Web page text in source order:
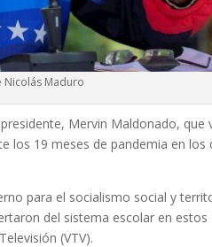
Nicolás Maduro
Mervin Maldonado, que
los 19 meses de pandemia en los
para el socialismo social y
del sistema escolar en
(VTV).